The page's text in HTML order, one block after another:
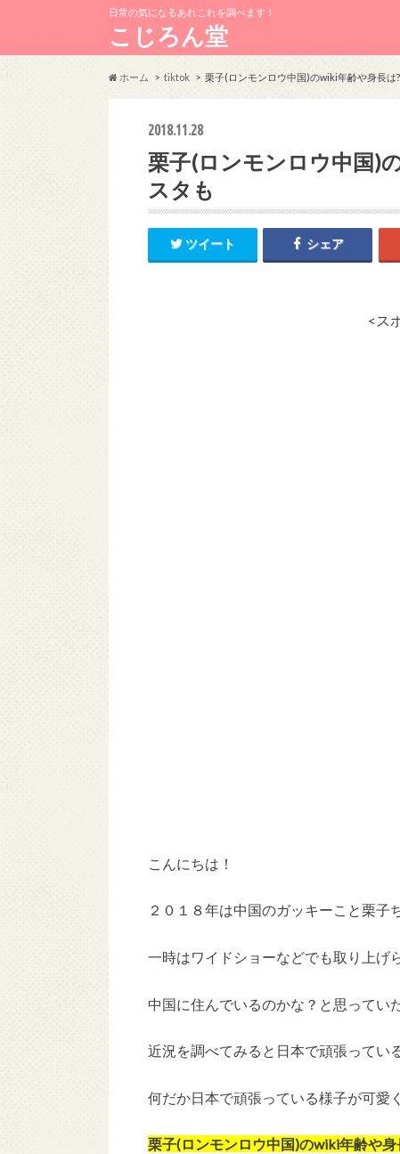
日常の気になるあれこれを調べます！
こじろん堂
ホーム tiktok 栗子(ロンモンロウ中国)のwiki年齢や身長は
2018.11.28
栗子(ロンモンロウ中国)
スタも
ツイート シェア
<ス
こんにちは！
２０１８年は中国のガッキーこと栗子
一時はワイドショーなどでも取り上げ
中国に住んでいるのかな？と思ってい
近況を調べてみると日本で頑張ってい
何だか日本で頑張っている様子が可愛
栗子(ロンモンロウ中国)のwiki年齢や